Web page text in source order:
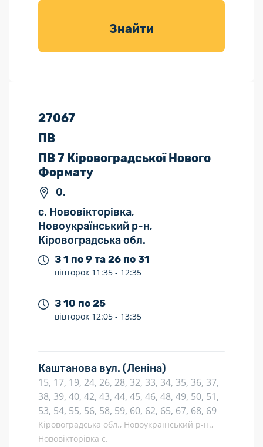
товарів для
Знайти
27067
ПВ
ПВ 7 Кіровоградської Нового
Формату
0.
с. Нововікторівка,
Новоукраїнський р-н,
Кіровоградська обл.
З 1 по 9 та 26 по 31
вівторок 11:35 - 12:35
З 10 по 25
вівторок 12:05 - 13:35
Каштанова вул. (Леніна)
15, 17, 19, 24, 26, 28, 32, 33, 34, 35, 36, 37,
38, 39, 40, 42, 43, 44, 45, 46, 48, 49, 50, 51,
53, 54, 55, 56, 58, 59, 60, 62, 65, 67, 68, 69
Кіровоградська обл., Новоукраїнський р-н.,
Нововікторівка с.